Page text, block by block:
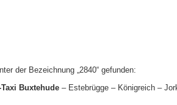
der Bezeichnung „2840“ gefunden:
Buxtehude– Estebrügge – Königreich –